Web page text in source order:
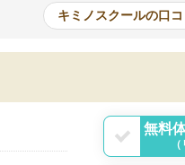
手科目の意識もな
べばできるように
初めはモ
です。た
キミノスクールの口
無料